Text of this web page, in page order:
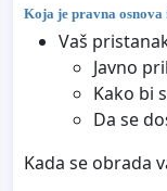
Koja je pravna osnova
Vaš
Javno
Kako bi
Da se
Kada se obrada